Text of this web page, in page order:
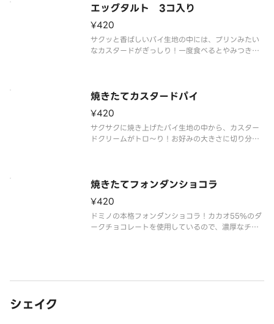
エッグタルト 3コ入り
¥420
サクッと香ばしいパイ生地の中には、プリンみたい
なカスタードがぎっしり！一度食べるとやみつきに
焼きたてカスタードパイ
¥420
サクサクに焼き上げたパイ生地の中から、カスター
ドクリームがトロ～り！お好みの大きさに切り分け
焼きたてフォンダンショコラ
¥420
ドミノの本格フォンダンショコラ！カカオ55%のダ
ークチョコレートを使用しているので、濃厚なチョ
シェイク